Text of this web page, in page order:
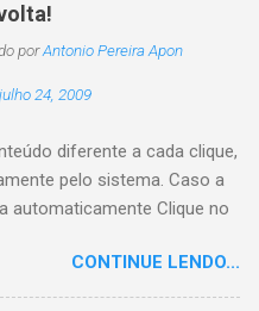
porAntonio Pereira Apon
24, 2009
diferente a cada clique,
pelo sistema. Caso a
automaticamente Clique no
CONTINUE LENDO...